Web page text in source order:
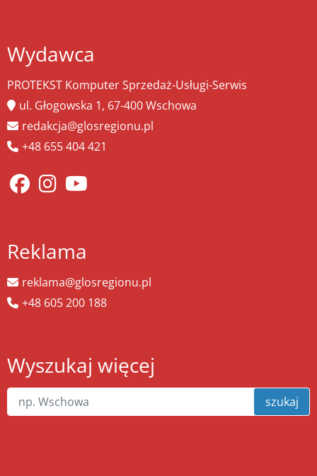
Wydawca
PROTEKST Komputer Sprzedaż-Usługi-Serwis
ul. Głogowska 1, 67-400 Wschowa
redakcja@glosregionu.pl
+48 655 404 421
Reklama
reklama@glosregionu.pl
+48 605 200 188
Wyszukaj więcej
szukaj